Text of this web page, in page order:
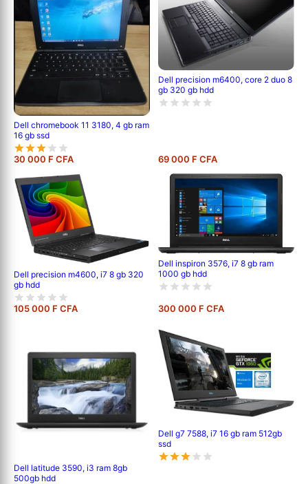
Dell chromebook 11 3180, 4 gb ram
16 gb ssd
30 000 F CFA
Dell precision m6400, core 2 duo 8
gb 320 gb hdd
69 000 F CFA
Dell precision m4600, i7 8 gb 320
gb hdd
105 000 F CFA
Dell inspiron 3576, i7 8 gb ram
1000 gb hdd
300 000 F CFA
Dell latitude 3590, i3 ram 8gb
500gb hdd
Dell g7 7588, i7 16 gb ram 512gb
ssd